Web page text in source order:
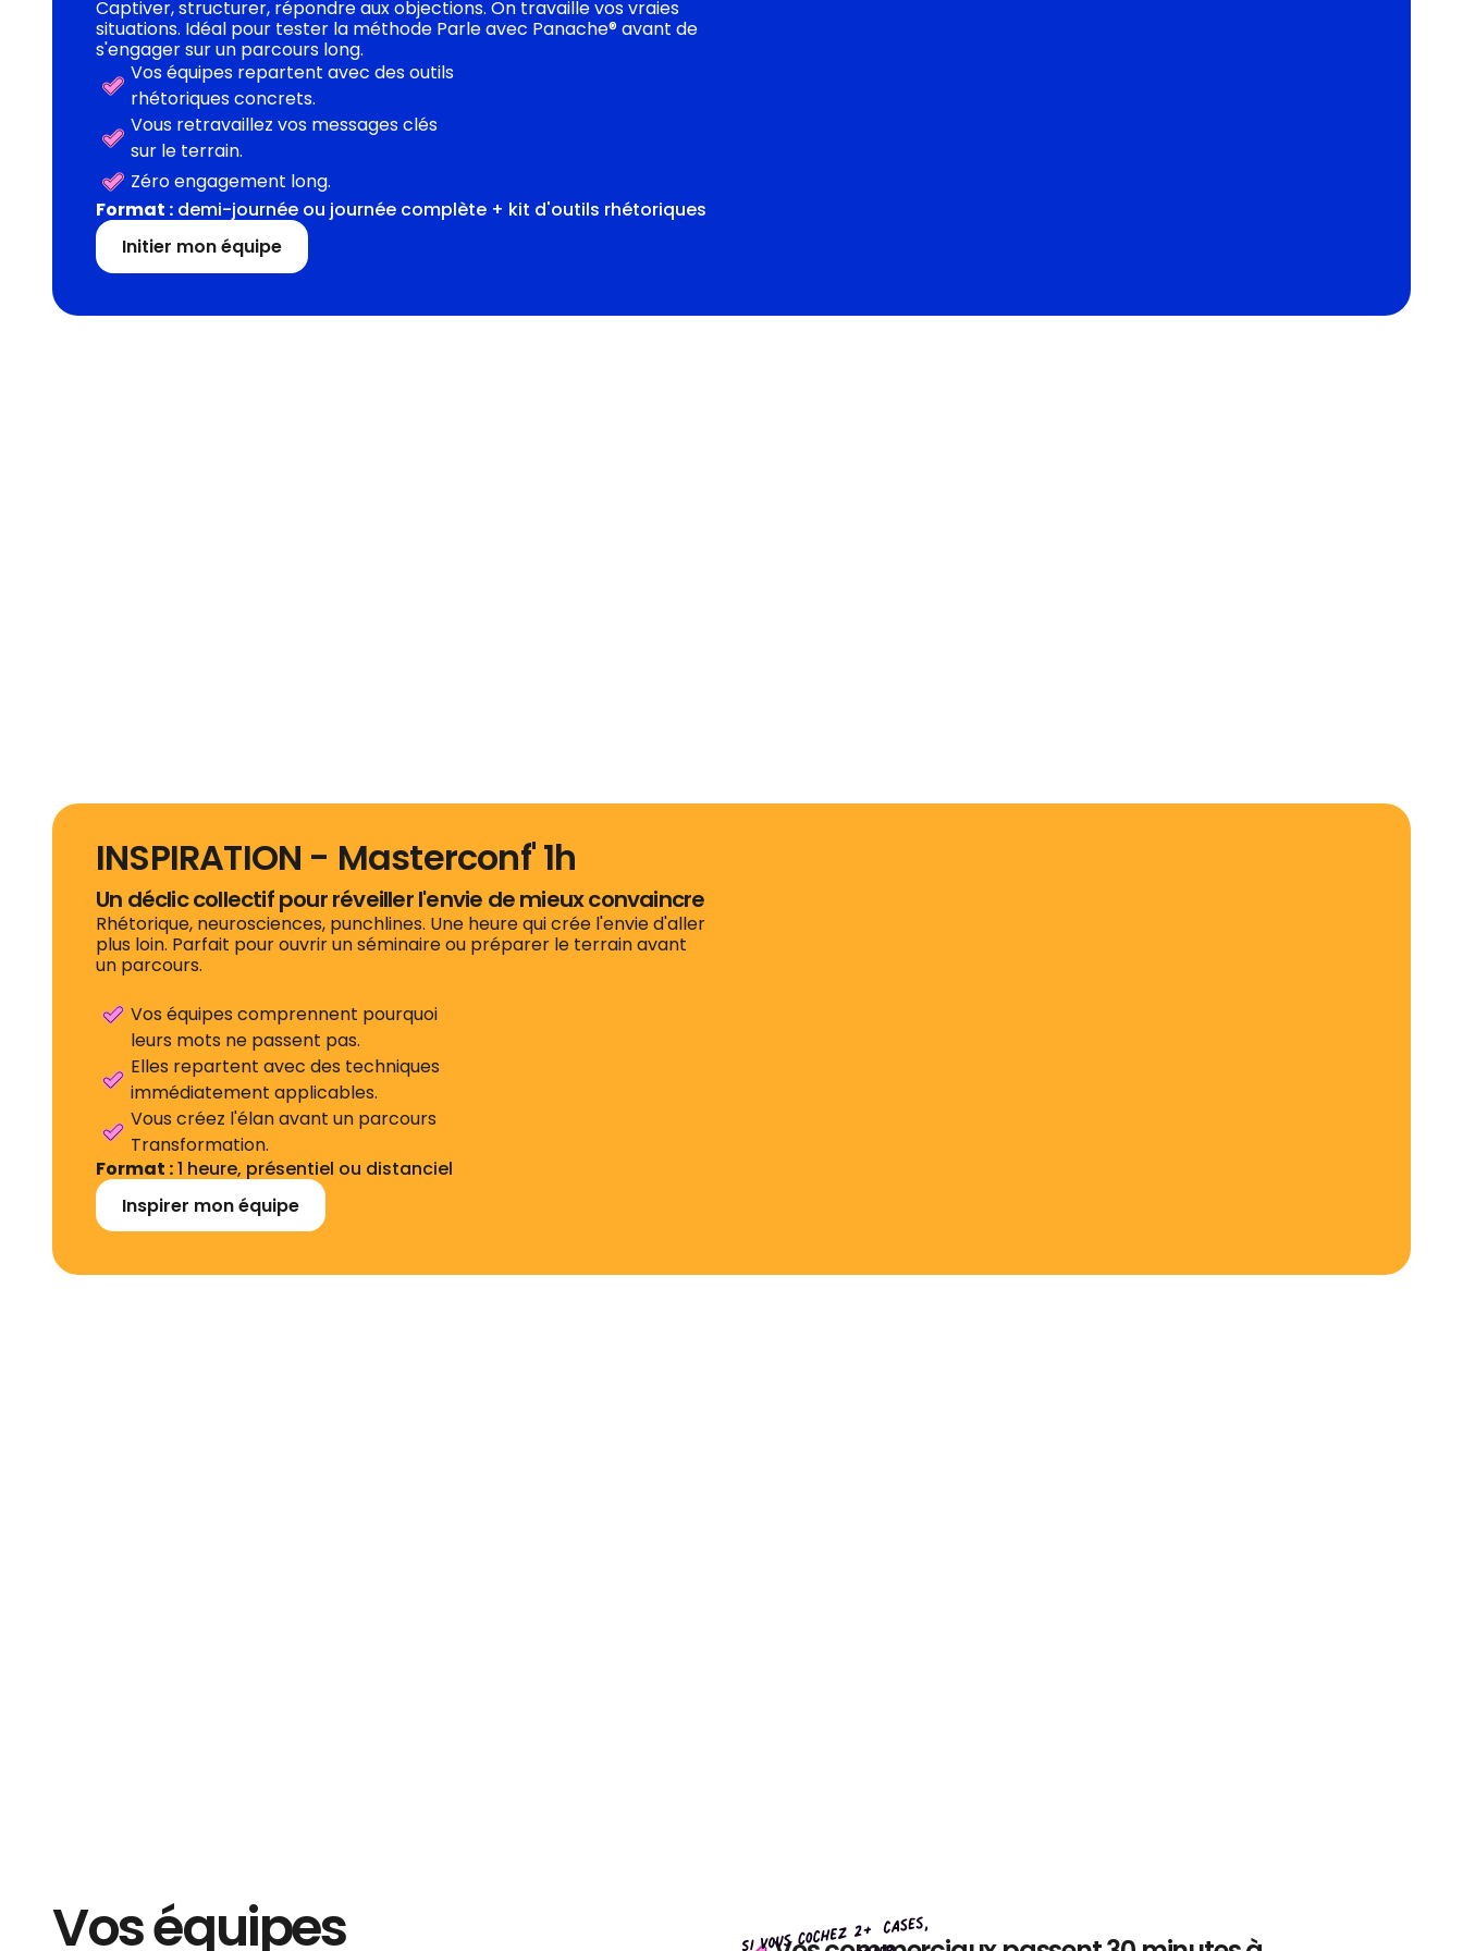
Captiver, structurer, répondre aux objections. On travaille vos vraies
situations. Idéal pour tester la méthode Parle avec Panache® avant de
s'engager sur un parcours long.
Vos équipes repartent avec des outils
rhétoriques concrets.
Vous retravaillez vos messages clés
sur le terrain.
Zéro engagement long.
Format : demi-journée ou journée complète + kit d'outils rhétoriques
Initier mon équipe
INSPIRATION - Masterconf' 1h
Un déclic collectif pour réveiller l'envie de mieux convaincre
Rhétorique, neurosciences, punchlines. Une heure qui crée l'envie d'aller
plus loin. Parfait pour ouvrir un séminaire ou préparer le terrain avant
un parcours.
Vos équipes comprennent pourquoi
leurs mots ne passent pas.
Elles repartent avec des techniques
immédiatement applicables.
Vous créez l'élan avant un parcours
Transformation.
Format :1 heure, présentiel ou distanciel
Inspirer mon équipe
Vos équipes